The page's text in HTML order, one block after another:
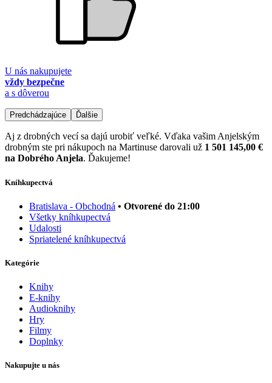
U nás nakupujete
vždy bezpečne
a s dôverou
Predchádzajúce Ďalšie
Aj z drobných vecí sa dajú urobiť veľké. Vďaka vašim Anjelským
drobným ste pri nákupoch na Martinuse darovali už 1 501 145,00 €
na Dobrého Anjela. Ďakujeme!
Kníhkupectvá
Bratislava - Obchodná • Otvorené do 21:00
Všetky kníhkupectvá
Udalosti
Spriatelené kníhkupectvá
Kategórie
Knihy
E-knihy
Audioknihy
Hry
Filmy
Doplnky
Nakupujte u nás